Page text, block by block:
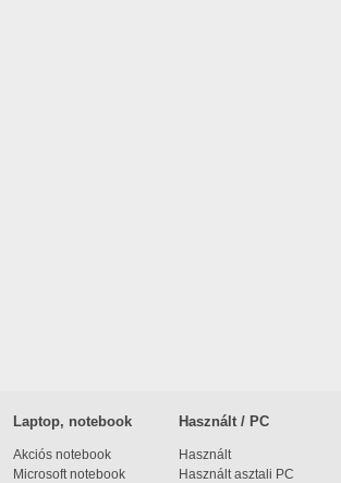
Laptop, notebook
Akciós notebook
Microsoft notebook
Használt / PC
Használt
Használt asztali PC